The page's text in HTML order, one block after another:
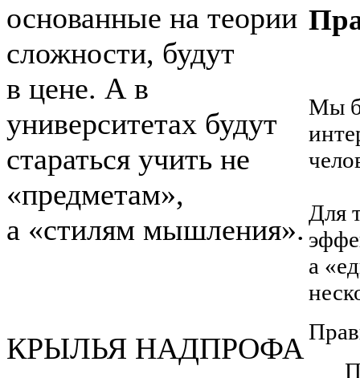
основанные на теории
сложности, будут
в цене. А в
университетах будут
стараться учить не
«предметам»,
а «стилям мышления».
КРЫЛЬЯ НАДПРОФА
Мы
Для
а